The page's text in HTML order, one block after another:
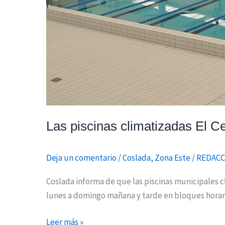
Las piscinas climatizadas El
Deja un comentario/Coslada, Zona Este/
Coslada informa de que las piscinas municipales
lunes a domingo mañana y tarde en bloques
Leer más »